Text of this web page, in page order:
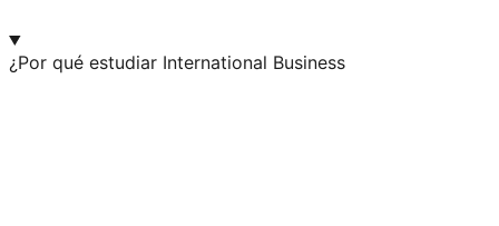
¿Por qué estudiar International Business